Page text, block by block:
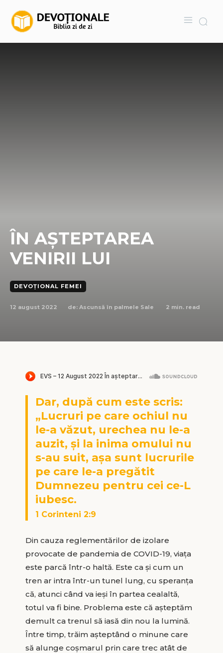
ÎN AȘTEPTAREA
VENIRII LUI
DEVOȚIONAL FEMEI
12 august 2022 de: Ascunsă în palmele Sale 2 min. read
Dar, după cum este scris:
„Lucruri pe care ochiul nu
le-a văzut, urechea nu le-a
auzit, şi la inima omului nu
s-au suit, aşa sunt lucrurile
pe care le-a pregătit
Dumnezeu pentru cei ce-L
iubesc.
1 Corinteni 2:9
Din cauza reglementărilor de izolare
provocate de pandemia de COVID-19, viața
este parcă într-o haltă. Este ca și cum un
tren ar intra într-un tunel lung, cu speranța
că, atunci când va ieși în partea cealaltă,
totul va fi bine. Problema este că așteptăm
demult ca trenul să iasă din nou la lumină.
Între timp, trăim așteptând o minune care
să alunge coșmarul prin care trec atât de